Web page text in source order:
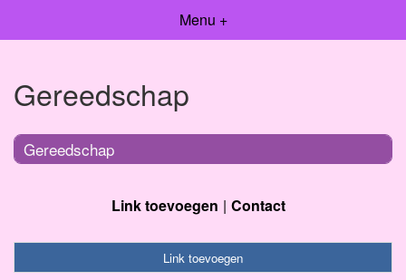
Menu +
Gereedschap
Gereedschap
Link toevoegen Contact
Link toevoegen